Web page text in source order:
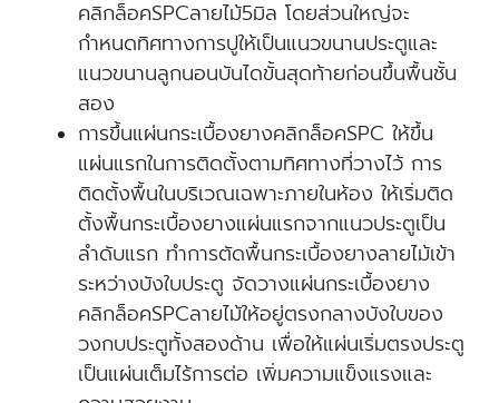
คลิกล็อคSPCลายไม้5มิล โดยส่วนใหญ่จะ
กำหนดทิศทางการปูให้เป็นแนวขนานประตูและ
แนวขนานลูกนอนบันไดขั้นสุดท้ายก่อนขึ้นพื้นชั้น
สอง
การขึ้นแผ่นกระเบื้องยางคลิกล็อคSPC ให้ขึ้น
แผ่นแรกในการติดตั้งตามทิศทางที่วางไว้ การ
ติดตั้งพื้นในบริเวณเฉพาะภายในห้อง ให้เริ่มติด
ตั้งพื้นกระเบื้องยางแผ่นแรกจากแนวประตูเป็น
ลำดับแรก ทำการตัดพื้นกระเบื้องยางลายไม้เข้า
ระหว่างบังใบประตู จัดวางแผ่นกระเบื้องยาง
คลิกล็อคSPCลายไม้ให้อยู่ตรงกลางบังใบของ
วงกบประตูทั้งสองด้าน เพื่อให้แผ่นเริ่มตรงประตู
เป็นแผ่นเต็มไร้การต่อ เพิ่มความแข็งแรงและ